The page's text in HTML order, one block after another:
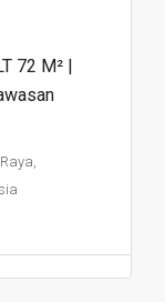
72 M² |